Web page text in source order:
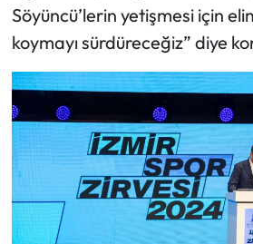
Söyüncü’lerin yetişmesi için
koymayı sürdüreceğiz” diye